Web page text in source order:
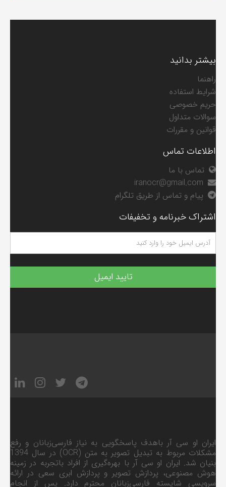
بیشتر بدانید
راهنما
شرایط استفاده
حریم خصوصی
سوالات متداول
قوانین و مقررات
اطلاعات تماس
تماس با ما
iranocr@gmail.com
پیام و تماس از طریق تلگرام
اشتراک خبرنامه و تخفیفات
تایید ایمیل
ایران او سی آر باهدف پاسخگویی به نیاز فارسی‌زبانان و رفع
مشکلات مربوط به تبدیل تصویر به متن (OCR) در سال 1394
بنیان شد. ایران او سی آر با بهره‌گیری از افراد باتجربه در زمینه
هوش مصنوعی، پردازش تصویر و پردازش ابری سعی در ارائه
سرویسی شایسته فارسی‌زبانان محترم دارد. پس از انجام